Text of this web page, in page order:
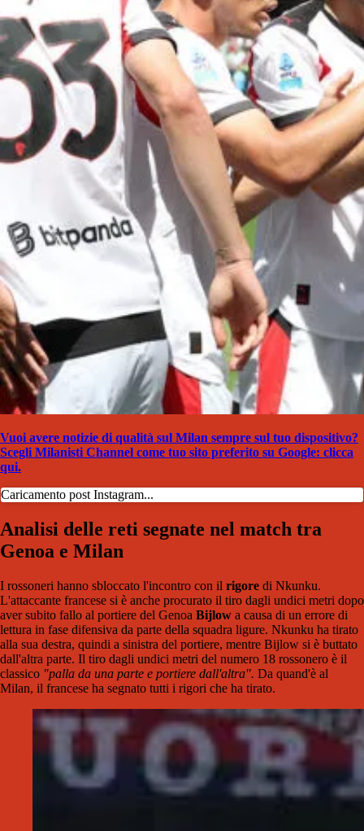
Vuoi avere notizie di qualità sul Milan sempre sul tuo dispositivo?
Scegli Milanisti Channel come tuo sito preferito su Google: clicca
qui.
Caricamento post Instagram...
Analisi delle reti segnate nel match tra
Genoa e Milan
I rossoneri hanno sbloccato l'incontro con il rigore di Nkunku.
L'attaccante francese si è anche procurato il tiro dagli undici metri dopo
aver subito fallo al portiere del Genoa Bijlow a causa di un errore di
lettura in fase difensiva da parte della squadra ligure. Nkunku ha tirato
alla sua destra, quindi a sinistra del portiere, mentre Bijlow si è buttato
dall'altra parte. Il tiro dagli undici metri del numero 18 rossonero è il
classico "palla da una parte e portiere dall'altra". Da quand'è al
Milan, il francese ha segnato tutti i rigori che ha tirato.